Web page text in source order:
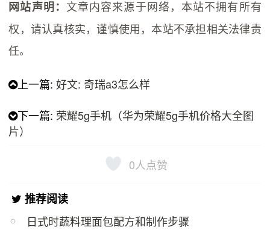
网站声明： 文章内容来源于网络，本站不拥有所有
权，请认真核实，谨慎使用，本站不承担相关法律责
任。
上一篇:好文: 奇瑞a3怎么样
下一篇: 荣耀5g手机（华为荣耀5g手机价格大全图
片）
0人点赞
推荐阅读
日式时蔬料理面包配方和制作步骤